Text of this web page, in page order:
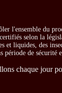
l'ensemble du
selon la
liquides, des
de sécurité
chaque jour